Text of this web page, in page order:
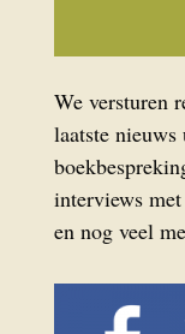
We versturen
laatste
interviews
en nog veel